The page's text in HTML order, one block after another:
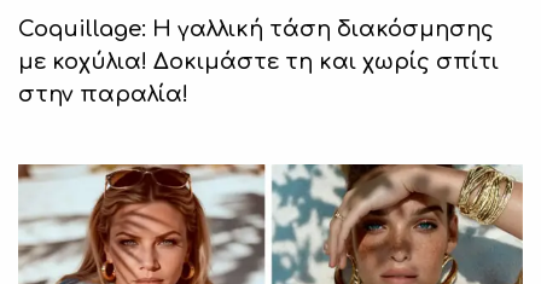
Coquillage: Η γαλλική τάση διακόσμησης
με κοχύλια! Δοκιμάστε τη και χωρίς σπίτι
στην παραλία!